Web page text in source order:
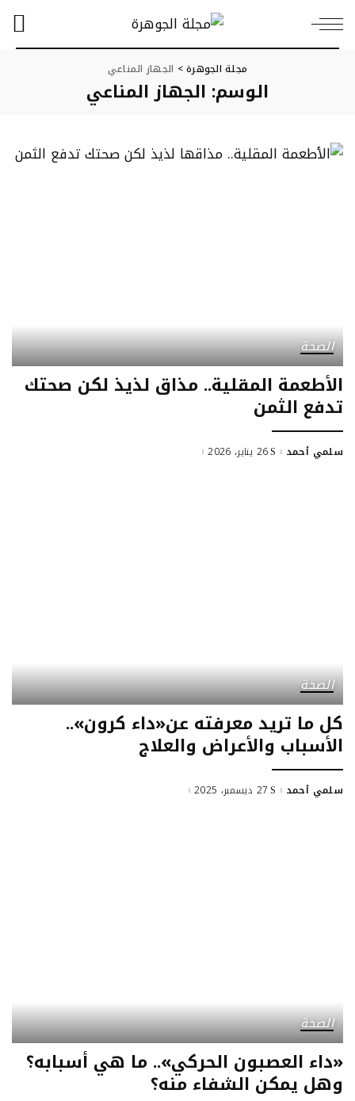
مجلة الجوهرة> الجهاز المناعي
الوسم: الجهاز المناعي
الصحة
الأطعمة المقلية.. مذاق لذيذ لكن صحتك
تدفع الثمن
Posted
سلمي أحمد 26 يناير، 2026
الصحة
كل ما تريد معرفته عن«داء كرون»..
الأسباب والأعراض والعلاج
Posted
سلمي أحمد 27 ديسمبر، 2025
الصحة
«داء العصبون الحركي».. ما هي أسبابه؟
وهل يمكن الشفاء منه؟